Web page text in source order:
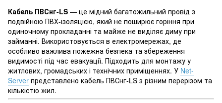
Кабель ПВСнг-LS — це мідний багатожильний провід з
подвійною ПВХ-ізоляцією, який не поширює горіння при
одиночному прокладанні та майже не виділяє диму при
займанні. Використовується в електромережах, де
особливо важлива пожежна безпека та збереження
видимості під час евакуації. Підходить для монтажу у
житлових, громадських і технічних приміщеннях. У Net-
Server представлено кабель ПВСнг-LS з різним перерізом та
кількістю жил.